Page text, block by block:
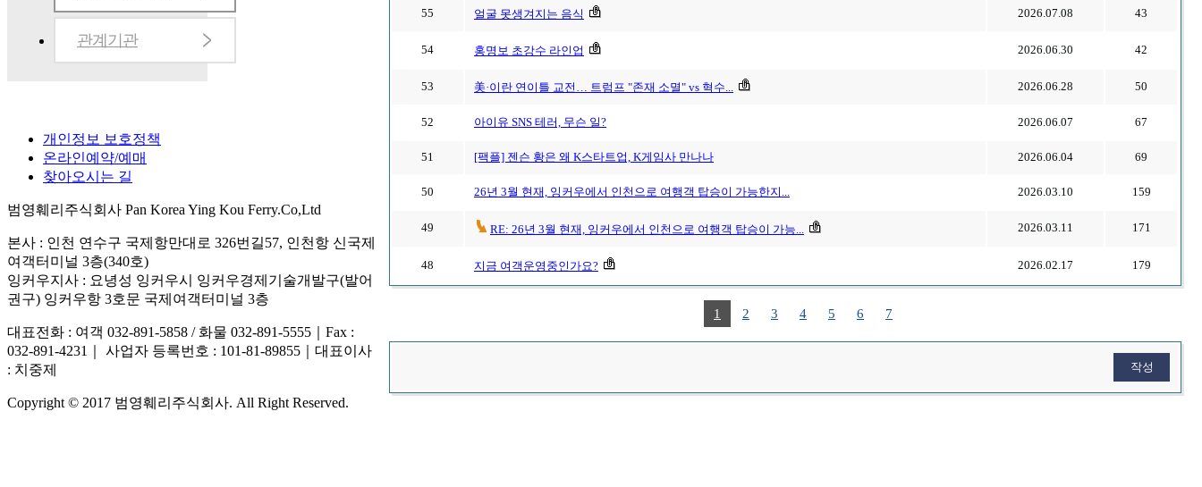
관계기관
55 얼굴 못생겨지는 음식 2026.07.08 43
54 홍명보 초강수 라인업 2026.06.30 42
53 美·이란 연이틀 교전… 트럼프 "존재 소멸" vs 혁수... 2026.06.28 50
52 아이유 SNS 테러, 무슨 일? 2026.06.07 67
51 [팩플] 젠슨 황은 왜 K스타트업, K게임사 만나나 2026.06.04 69
50 26년 3월 현재, 잉커우에서 인천으로 여행객 탑승이 가능한지... 2026.03.10 159
49 RE: 26년 3월 현재, 잉커우에서 인천으로 여행객 탑승이 가능... 2026.03.11 171
48 지금 여객운영중인가요? 2026.02.17 179
1 2 3 4 5 6 7
개인정보 보호정책
온라인예약/예매
찾아오시는 길
범영훼리주식회사 Pan Korea Ying Kou Ferry.Co,Ltd
본사 : 인천 연수구 국제항만대로 326번길57, 인천항 신국제
여객터미널 3층(340호)
잉커우지사 : 요녕성 잉커우시 잉커우경제기술개발구(발어
권구) 잉커우항 3호문 국제여객터미널 3층
대표전화 : 여객 032-891-5858 / 화물 032-891-5555
Fax :
032-891-4231
사업자 등록번호 : 101-81-89855
대표이사
: 치중제
Copyright © 2017 범영훼리주식회사. All Right Reserved.